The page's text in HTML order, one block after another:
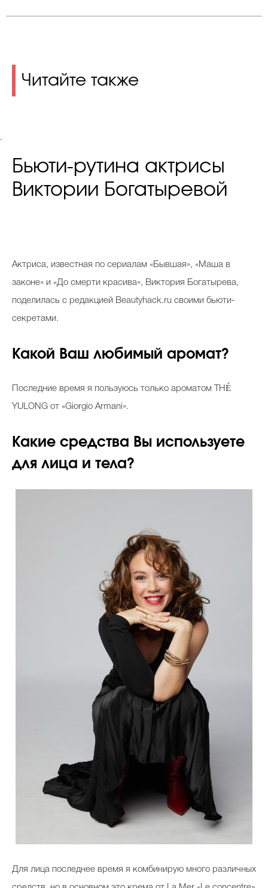
Читайте также
.
Бьюти-рутина актрисы
Виктории Богатыревой
Актриса, известная по сериалам «Бывшая», «Маша в
законе» и «До смерти красива», Виктория Богатырева,
поделилась с редакцией Beautyhack.ru своими бьюти-
секретами.
Какой Ваш любимый аромат?
Последние время я пользуюсь только ароматом THÉ
YULONG от «Giorgio Armani».
Какие средства Вы используете
для лица и тела?
Для лица последнее время я комбинирую много различных